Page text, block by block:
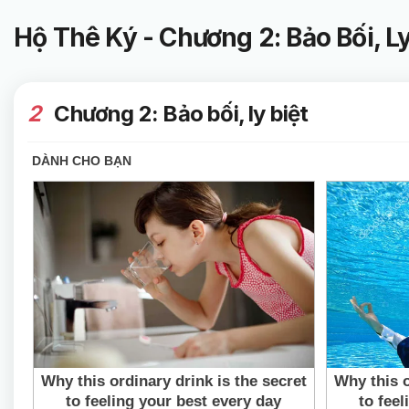
Hộ Thê Ký - Chương 2: Bảo Bối,
2 Chương 2: Bảo bối, ly biệt